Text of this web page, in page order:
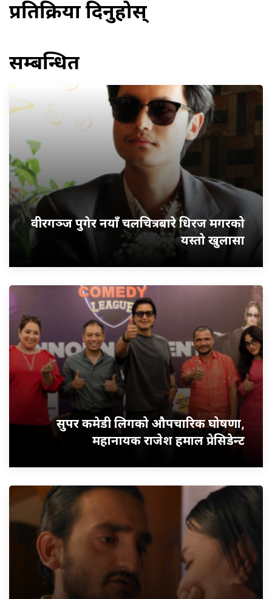
प्रतिक्रिया दिनुहोस्
सम्बन्धित
वीरगञ्ज पुगेर नयाँ चलचित्रबारे धिरज मगरको
यस्तो खुलासा
सुपर कमेडी लिगको औपचारिक घोषणा,
महानायक राजेश हमाल प्रेसिडेन्ट